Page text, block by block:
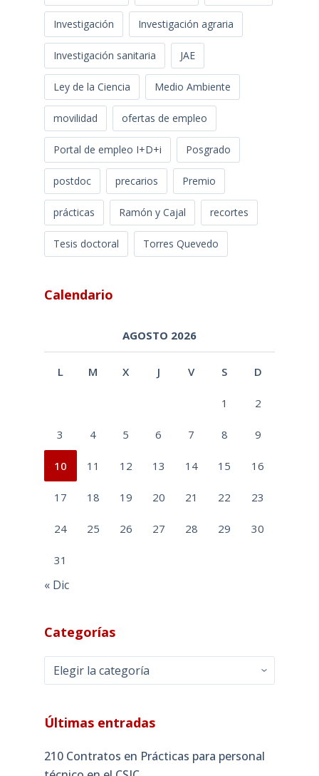
Investigación Investigación agraria
Investigación sanitaria JAE
Ley de la Ciencia Medio Ambiente
movilidad ofertas de empleo
Portal de empleo I+D+i Posgrado
postdoc precarios Premio
prácticas Ramón y Cajal recortes
Tesis doctoral Torres Quevedo
Calendario
AGOSTO 2026
L M X J V S D
1 2
3 4 5 6 7 8 9
10 11 12 13 14 15 16
17 18 19 20 21 22 23
24 25 26 27 28 29 30
31
« Dic
Categorías
Categorías
Últimas entradas
210 Contratos en Prácticas para personal